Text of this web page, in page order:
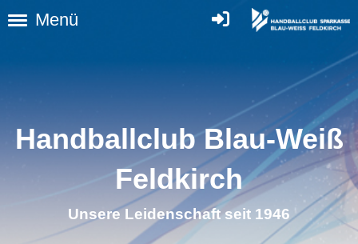
Menü
Handballclub Blau-Weiß
Feldkirch
Unsere Leidenschaft seit 1946